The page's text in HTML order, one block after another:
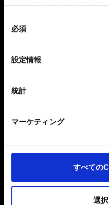
数メートル以内の
特定の特性（フィ
詳細セクション
で個人デ
ください。「Cookie宣言
だくために必要なもので
サイトの品質向上のため
た、ソーシャルメディア上
うなコンテンツをお届けす
これらのオプションが有効
必須
設定情報
統計
マーケティング
すべての
選
日本語
ソーシ